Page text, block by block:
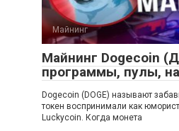
Майнинг
Майнинг Dogecoin
программы, пулы,
Dogecoin (DOGE) называют
токен воспринимали как
Luckycoin. Когда монета